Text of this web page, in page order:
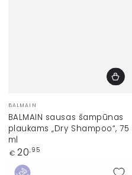
Prekinis
ženklas:
BALMAIN
BALMAIN sausas šampūnas
plaukams „Dry Shampoo“, 75
ml
Įprasta
€ 20,95